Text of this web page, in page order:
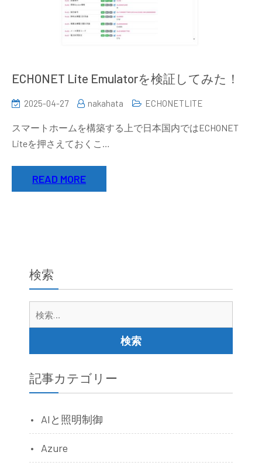
ECHONET Lite Emulatorを検証してみた！
2025-04-27 nakahata ECHONETLITE
スマートホームを構築する上で日本国内ではECHONET
Liteを押さえておくこ…
READ MORE
検索
記事カテゴリー
AIと照明制御
Azure